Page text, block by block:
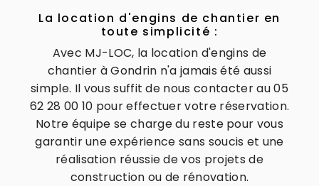
La location d'engins de chantier en
toute simplicité :
Avec MJ-LOC, la location d'engins de
chantier à Gondrin n'a jamais été aussi
simple. Il vous suffit de nous contacter au 05
62 28 00 10 pour effectuer votre réservation.
Notre équipe se charge du reste pour vous
garantir une expérience sans soucis et une
réalisation réussie de vos projets de
construction ou de rénovation.